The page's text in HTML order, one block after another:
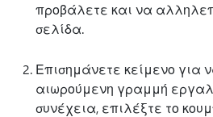
προβάλετε και να
σελίδα.
Επισημάνετε κείμενο για
αιωρούμενη γραμμή
συνέχεια, επιλέξτε το